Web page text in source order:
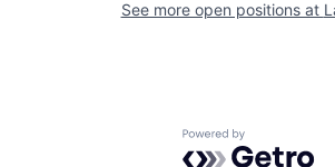
See more open positions at
Powered by